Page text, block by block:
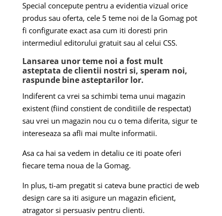
Special concepute pentru a evidentia vizual orice
produs sau oferta, cele 5 teme noi de la Gomag pot
fi configurate exact asa cum iti doresti prin
intermediul editorului gratuit sau al celui CSS.
Lansarea unor teme noi a fost mult
asteptata de clientii nostri si, speram noi,
raspunde bine asteptarilor lor.
Indiferent ca vrei sa schimbi tema unui magazin
existent (fiind constient de conditiile de respectat)
sau vrei un magazin nou cu o tema diferita, sigur te
intereseaza sa afli mai multe informatii.
Asa ca hai sa vedem in detaliu ce iti poate oferi
fiecare tema noua de la Gomag.
In plus, ti-am pregatit si cateva bune practici de web
design care sa iti asigure un magazin eficient,
atragator si persuasiv pentru clienti.